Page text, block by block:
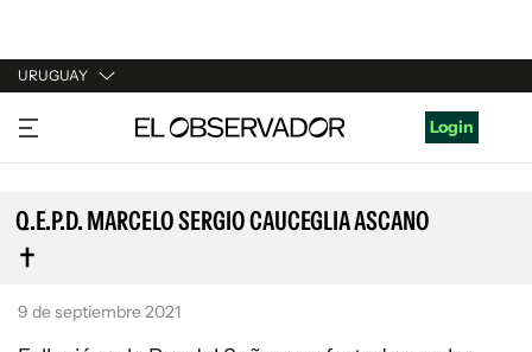
URUGUAY
URUGUAY
ARGENTINA
ESPAÑA
ESTADOS UNIDOS
Login
Q.E.P.D. MARCELO SERGIO CAUCEGLIA ASCANO
9 de septiembre 2021